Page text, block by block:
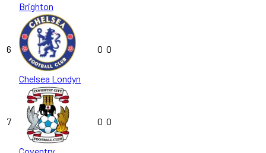
Brighton
6
Chelsea Londyn
0 0
7
Coventry
0 0